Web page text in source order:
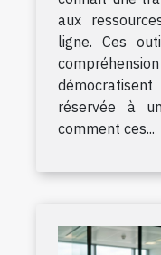
aux
ligne. Ces
réservée à
comment ces...